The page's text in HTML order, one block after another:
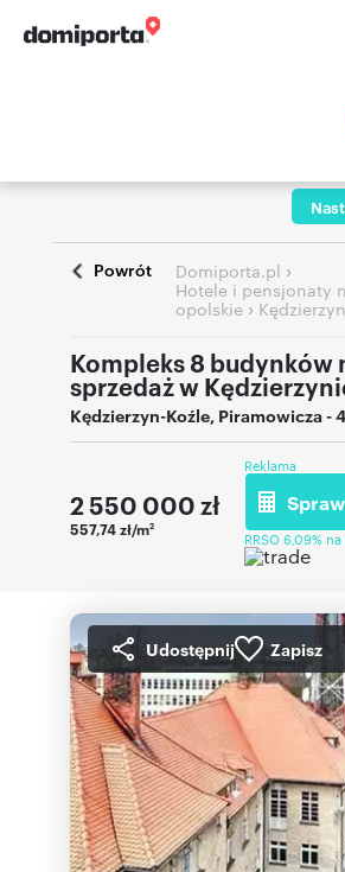
Powrót Domiporta.pl ›
Hotele i pensjonaty
opolskie›
Kompleks 8 budynków
sprzedaż w
Kędzierzyn-Koźle, Piramowicza-
2 550 000 zł
557,74 zł/m2
Reklama
RRSO 6,09%
Udostępnij Zapisz